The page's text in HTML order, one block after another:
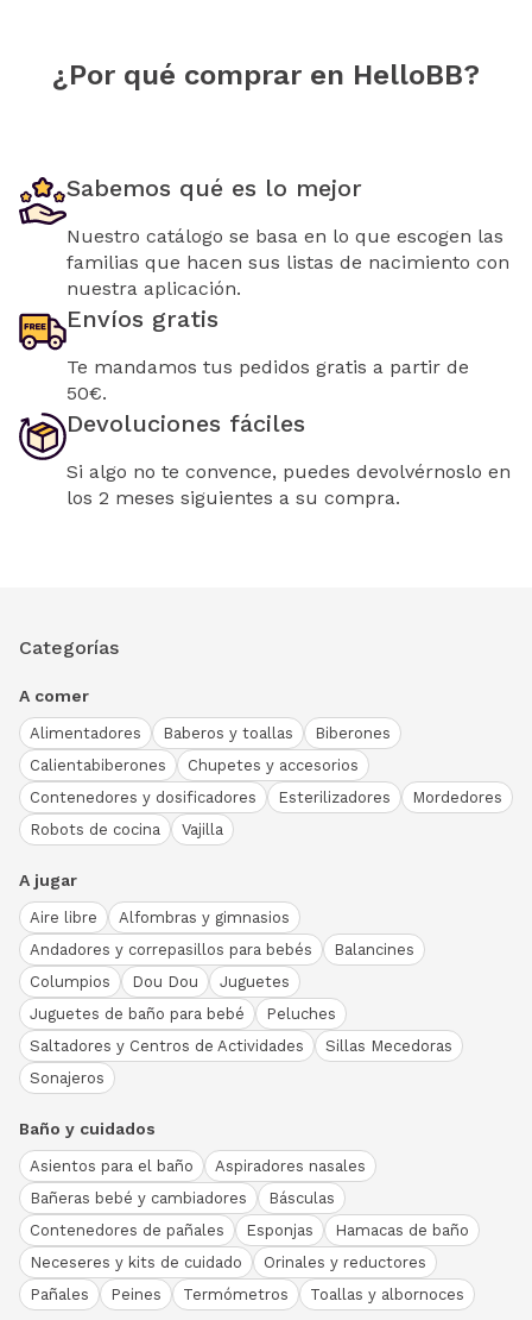
¿Por qué comprar en HelloBB?
Sabemos qué es lo mejor
Nuestro catálogo se basa en lo que escogen las
familias que hacen sus listas de nacimiento con
nuestra aplicación.
Envíos gratis
Te mandamos tus pedidos gratis a partir de
50€.
Devoluciones fáciles
Si algo no te convence, puedes devolvérnoslo en
los 2 meses siguientes a su compra.
Categorías
A comer
Alimentadores Baberos y toallas
Biberones
Calientabiberones
Chupetes y accesorios
Contenedores y dosificadores
Esterilizadores
Mordedores
Robots de cocina
Vajilla
A jugar
Aire libre
Alfombras y gimnasios
Andadores y correpasillos para bebés
Balancines
Columpios
Dou Dou
Juguetes
Juguetes de baño para bebé
Peluches
Saltadores y Centros de Actividades
Sillas Mecedoras
Sonajeros
Baño y cuidados
Asientos para el baño
Aspiradores nasales
Bañeras bebé y cambiadores
Básculas
Contenedores de pañales
Esponjas
Hamacas de baño
Neceseres y kits de cuidado
Orinales y reductores
Pañales
Peines Termómetros Toallas y albornoces